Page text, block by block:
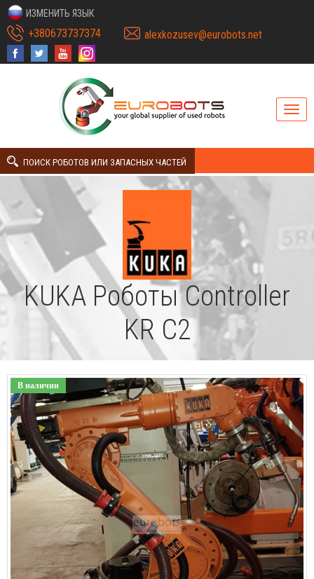
ИЗМЕНИТЬ ЯЗЫК
+380673737374 alexkozusev@eurobots.net
ПОИСК РОБОТОВ ИЛИ ЗАПАСНЫХ ЧАСТЕЙ
KUKA Роботы Controller
KR C2
В наличии